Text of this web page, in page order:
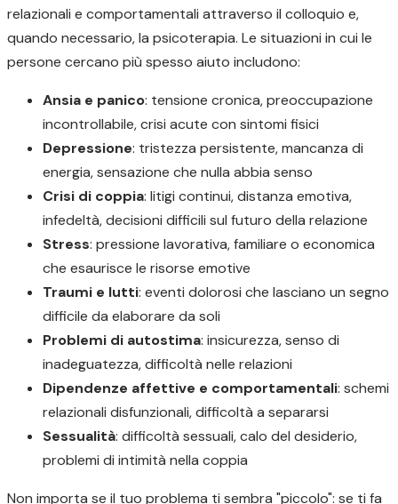
relazionali e comportamentali attraverso il colloquio e,
quando necessario, la psicoterapia. Le situazioni in cui le
persone cercano più spesso aiuto includono:
Ansia e panico: tensione cronica, preoccupazione
incontrollabile, crisi acute con sintomi fisici
Depressione: tristezza persistente, mancanza di
energia, sensazione che nulla abbia senso
Crisi di coppia: litigi continui, distanza emotiva,
infedeltà, decisioni difficili sul futuro della relazione
Stress: pressione lavorativa, familiare o economica
che esaurisce le risorse emotive
Traumi e lutti: eventi dolorosi che lasciano un segno
difficile da elaborare da soli
Problemi di autostima: insicurezza, senso di
inadeguatezza, difficoltà nelle relazioni
Dipendenze affettive e comportamentali: schemi
relazionali disfunzionali, difficoltà a separarsi
Sessualità: difficoltà sessuali, calo del desiderio,
problemi di intimità nella coppia
Non importa se il tuo problema ti sembra "piccolo": se ti fa